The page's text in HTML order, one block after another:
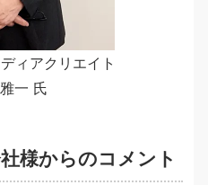
ィアクリエイト
一 氏
様からのコメント